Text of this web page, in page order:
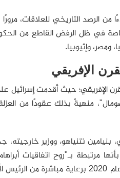
الرصد التاريخي للعلاقات،
في ظل الرفض القاطع من
ومصر، وإثيوبيا.
الإفريقي
علامة فارقة في تاريخ القرن الإفريقي؛
منهيةً بذلك عقودًا من العزلة
بنيامين نتنياهو، ووزير
دبلوماسي بين إسرائيل وعدد من الدول العربية، وُقِّعت